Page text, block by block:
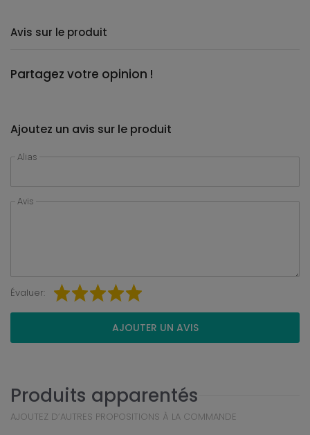
Avis sur le produit
Partagez votre opinion !
Ajoutez un avis sur le produit
Alias
Avis
Évaluer:
AJOUTER UN AVIS
Produits apparentés
AJOUTEZ D’AUTRES PROPOSITIONS À LA COMMANDE